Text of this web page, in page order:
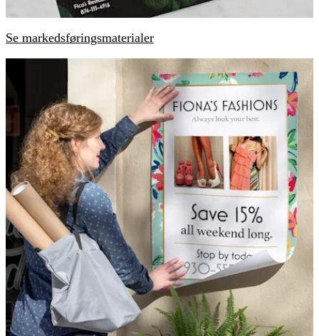
Se markedsføringsmaterialer